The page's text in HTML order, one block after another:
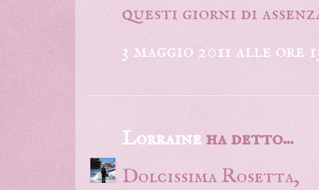
questi giorni di
3 maggio 2011 alle ore
Lorraineha detto...
Dolcissima Rosetta,